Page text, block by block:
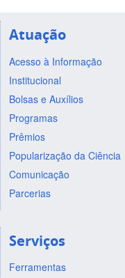
Atuação
Acesso à Informação
Institucional
Bolsas e Auxílios
Programas
Prêmios
Popularização da Ciência
Comunicação
Parcerias
Serviços
Ferramentas